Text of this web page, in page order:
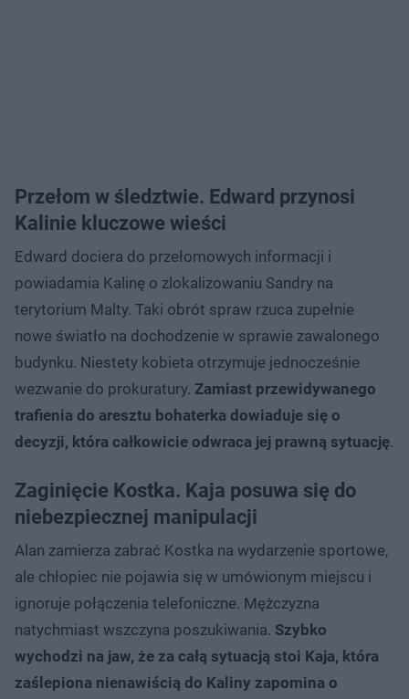
Przełom w śledztwie. Edward przynosi
Kalinie kluczowe wieści
Edward dociera do przełomowych informacji i
powiadamia Kalinę o zlokalizowaniu Sandry na
terytorium Malty. Taki obrót spraw rzuca zupełnie
nowe światło na dochodzenie w sprawie zawalonego
budynku. Niestety kobieta otrzymuje jednocześnie
wezwanie do prokuratury. Zamiast przewidywanego
trafienia do aresztu bohaterka dowiaduje się o
decyzji, która całkowicie odwraca jej prawną sytuację.
Zaginięcie Kostka. Kaja posuwa się do
niebezpiecznej manipulacji
Alan zamierza zabrać Kostka na wydarzenie sportowe,
ale chłopiec nie pojawia się w umówionym miejscu i
ignoruje połączenia telefoniczne. Mężczyzna
natychmiast wszczyna poszukiwania. Szybko
wychodzi na jaw, że za całą sytuacją stoi Kaja, która
zaślepiona nienawiścią do Kaliny zapomina o